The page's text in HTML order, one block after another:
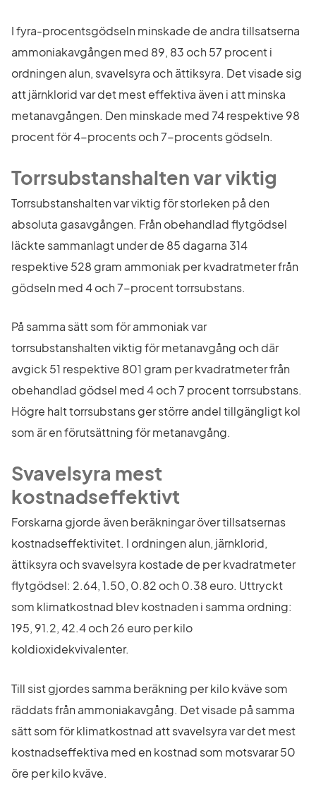
I fyra-procentsgödseln minskade de andra tillsatserna
ammoniakavgången med 89, 83 och 57 procent i
ordningen alun, svavelsyra och ättiksyra. Det visade sig
att järnklorid var det mest effektiva även i att minska
metanavgången. Den minskade med 74 respektive 98
procent för 4-procents och 7-procents gödseln.
Torrsubstanshalten var viktig
Torrsubstanshalten var viktig för storleken på den
absoluta gasavgången. Från obehandlad flytgödsel
läckte sammanlagt under de 85 dagarna 314
respektive 528 gram ammoniak per kvadratmeter från
gödseln med 4 och 7-procent torrsubstans.
På samma sätt som för ammoniak var
torrsubstanshalten viktig för metanavgång och där
avgick 51 respektive 801 gram per kvadratmeter från
obehandlad gödsel med 4 och 7 procent torrsubstans.
Högre halt torrsubstans ger större andel tillgängligt kol
som är en förutsättning för metanavgång.
Svavelsyra mest
kostnadseffektivt
Forskarna gjorde även beräkningar över tillsatsernas
kostnadseffektivitet. I ordningen alun, järnklorid,
ättiksyra och svavelsyra kostade de per kvadratmeter
flytgödsel: 2.64, 1.50, 0.82 och 0.38 euro. Uttryckt
som klimatkostnad blev kostnaden i samma ordning:
195, 91.2, 42.4 och 26 euro per kilo
koldioxidekvivalenter.
Till sist gjordes samma beräkning per kilo kväve som
räddats från ammoniakavgång. Det visade på samma
sätt som för klimatkostnad att svavelsyra var det mest
kostnadseffektiva med en kostnad som motsvarar 50
öre per kilo kväve.